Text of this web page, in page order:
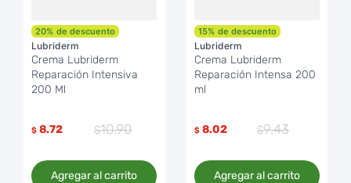
20% de descuento
Lubriderm
Crema Lubriderm
Reparación Intensiva
200 Ml
$ 8.72 10.90
Agregar al carrito
15% de descuento
Lubriderm
Crema Lubriderm
Reparación Intensa 200
ml
$ 8.02 9.43
Agregar al carrito